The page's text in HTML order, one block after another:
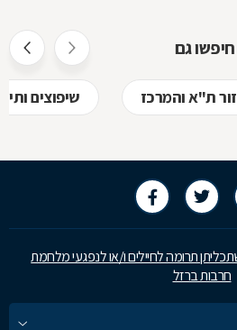
גם
ת"א והמרכז שיפוצים
תרומה לחיילים ו/או לנפגעי מלחמת
חרבות ברזל